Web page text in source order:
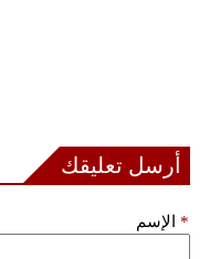
أرسل تعليقك
الإسم *